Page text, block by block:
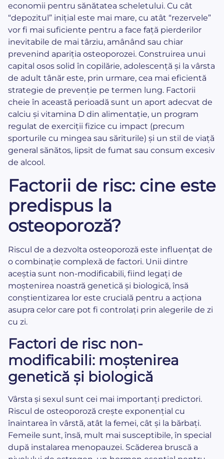
economii pentru sănătatea scheletului. Cu cât
“depozitul” inițial este mai mare, cu atât “rezervele”
vor fi mai suficiente pentru a face față pierderilor
inevitabile de mai târziu, amânând sau chiar
prevenind apariția osteoporozei. Construirea unui
capital osos solid în copilărie, adolescență și la vârsta
de adult tânăr este, prin urmare, cea mai eficientă
strategie de prevenție pe termen lung. Factorii
cheie în această perioadă sunt un aport adecvat de
calciu și vitamina D din alimentație, un program
regulat de exerciții fizice cu impact (precum
sporturile cu mingea sau săriturile) și un stil de viață
general sănătos, lipsit de fumat sau consum excesiv
de alcool.
Factorii de risc: cine este
predispus la
osteoporoză?
Riscul de a dezvolta osteoporoză este influențat de
o combinație complexă de factori. Unii dintre
aceștia sunt non-modificabili, fiind legați de
moștenirea noastră genetică și biologică, însă
conștientizarea lor este crucială pentru a acționa
asupra celor care pot fi controlați prin alegerile de zi
cu zi.
Factori de risc non-
modificabili: moștenirea
genetică și biologică
Vârsta și sexul sunt cei mai importanți predictori.
Riscul de osteoporoză crește exponențial cu
înaintarea în vârstă, atât la femei, cât și la bărbați.
Femeile sunt, însă, mult mai susceptibile, în special
după instalarea menopauzei. Scăderea bruscă a